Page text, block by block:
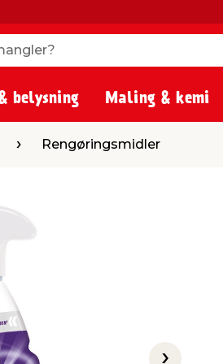
belysning Maling & kemi
Rengøringsmidler